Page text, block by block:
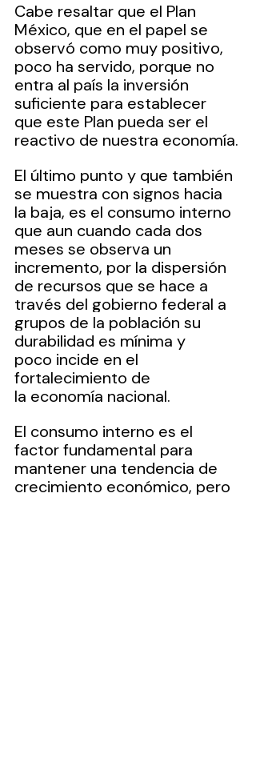
Cabe resaltar que el Plan
México, que en el papel se
observó como muy positivo,
poco ha servido, porque no
entra al país la inversión
suficiente para establecer
que este Plan pueda ser el
reactivo de nuestra economía.
El último punto y que también
se muestra con signos hacia
la baja, es el consumo interno
que aun cuando cada dos
meses se observa un
incremento, por la dispersión
de recursos que se hace a
través del gobierno federal a
grupos de la población su
durabilidad es mínima y
poco incide en el
fortalecimiento de
la economía nacional.
El consumo interno es el
factor fundamental para
mantener una tendencia de
crecimiento económico, pero